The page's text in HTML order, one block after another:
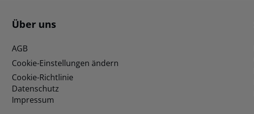
Footer navigation
Über uns
AGB
Cookie-Einstellungen ändern
Cookie-Richtlinie
Datenschutz
Impressum